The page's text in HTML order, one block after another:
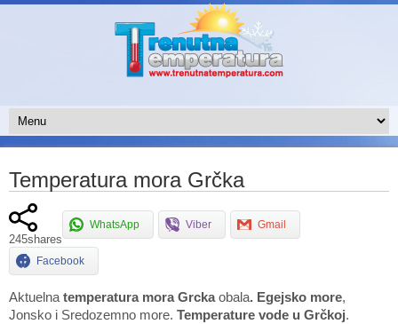
Temperatura mora Grčka
245shares
WhatsApp Viber Gmail
Facebook
Aktuelna temperatura mora Grckaobala. Egejsko more,
Jonsko i Sredozemno more. Temperature vode u Grčkoj.